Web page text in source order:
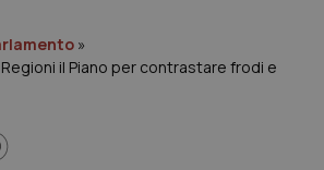
»
il Piano per contrastare frodi e